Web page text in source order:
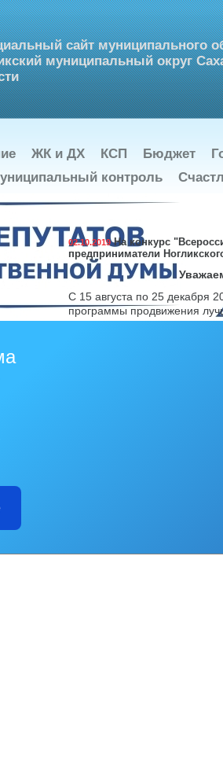
сайт муниципального
муниципальный округ
ЖК и ДХ КСП Бюджет
контроль
02.10.2019На конкурс
предприниматели
С 15 августа по 25 декабря
программы продвижения
проходит сорок второй